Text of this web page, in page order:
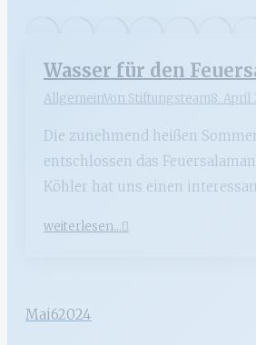
Wasser für den
AllgemeinVon Stiftungsteam8. April
Die zunehmend heißen
entschlossen das
Köhler hat uns einen
weiterlesen...
Mai62024